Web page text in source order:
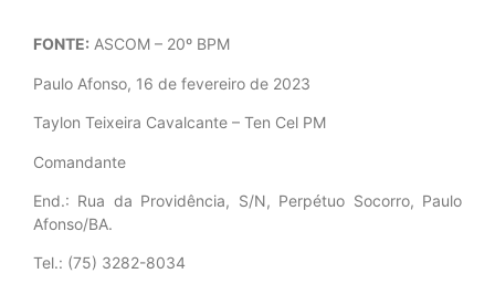
FONTE: ASCOM – 20º BPM
Paulo Afonso, 16 de fevereiro de 2023
Taylon Teixeira Cavalcante – Ten Cel PM
Comandante
End.: Rua da Providência, S/N, Perpétuo Socorro, Paulo
Afonso/BA.
Tel.: (75) 3282-8034